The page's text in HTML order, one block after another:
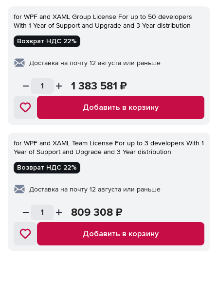
for WPF and XAML Group License For up to 50 developers
With 1 Year of Support and Upgrade and 3 Year distribution
Возврат НДС 22%
Доставка на почту 12 августа или раньше
1 383 581 ₽
Добавить в корзину
for WPF and XAML Team License For up to 3 developers With 1
Year of Support and Upgrade and 3 Year distribution
Возврат НДС 22%
Доставка на почту 12 августа или раньше
809 308 ₽
Добавить в корзину